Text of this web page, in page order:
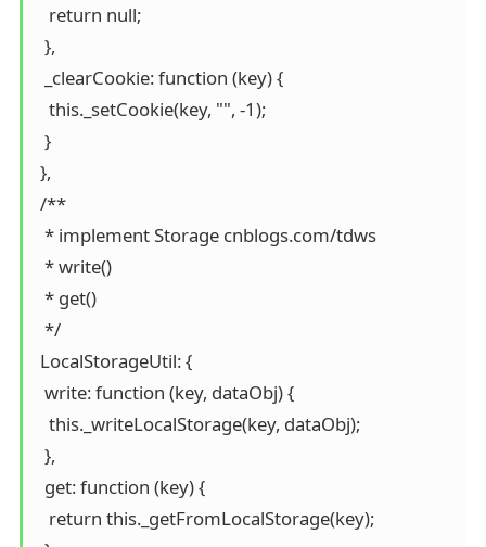
   return null;
  },
  _clearCookie: function (key) {
   this._setCookie(key, "", -1);
  }
},
/**
  * implement Storage cnblogs.com/tdws
  * write()
  * get()
  */
LocalStorageUtil: {
  write: function (key, dataObj) {
   this._writeLocalStorage(key, dataObj);
  },
  get: function (key) {
   return this._getFromLocalStorage(key);